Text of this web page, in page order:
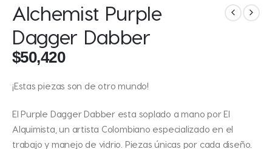
Alchemist Purple
Dagger Dabber
$50,420
¡Estas piezas son de otro mundo!
El Purple Dagger Dabber esta soplado a mano por El
Alquimista, un artista Colombiano especializado en el
trabajo y manejo de vidrio. Piezas únicas por cada diseño.